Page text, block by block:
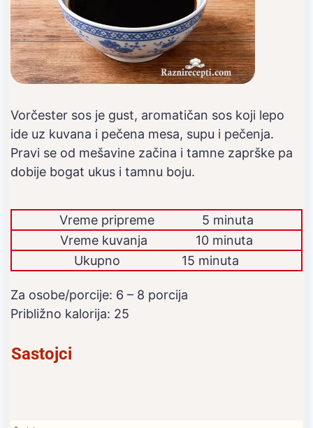
Vorčester sos je gust, aromatičan sos koji lepo
ide uz kuvana i pečena mesa, supu i pečenja.
Pravi se od mešavine začina i tamne zaprške pa
dobije bogat ukus i tamnu boju.
Vreme pripreme
5 minuta
Vreme kuvanja
10 minuta
Ukupno
15 minuta
Za osobe/porcije: 6 – 8 porcija
Približno kalorija: 25
Sastojci